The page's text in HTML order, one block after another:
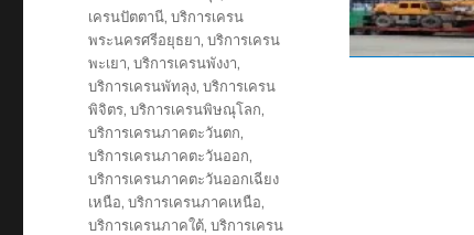
เครนปัตตานี,บริการเครน
พระนครศรีอยุธยา,บริการเครน
พะเยา,บริการเครนพังงา,
บริการเครนพัทลุง,บริการเครน
พิจิตร,บริการเครนพิษณุโลก,
บริการเครนภาคตะวันตก,
บริการเครนภาคตะวันออก,
บริการเครนภาคตะวันออกเฉียง
เหนือ,บริการเครนภาคเหนือ,
บริการเครนภาคใต้,บริการเครน